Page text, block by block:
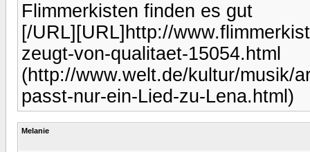
Flimmerkisten finden es gut
[/URL][URL]http://
zeugt-von-qualitaet-15054.html
(http://www.welt.de/kultur/musik/
passt-nur-ein-Lied-zu-Lena.html)
Melanie